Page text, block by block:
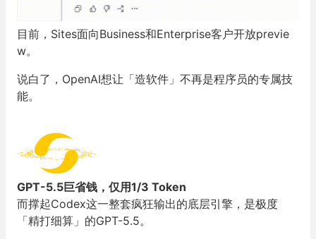
目前，Sites面向Business和Enterprise客户开放previe
w。
说白了，OpenAI想让「造软件」不再是程序员的专属技